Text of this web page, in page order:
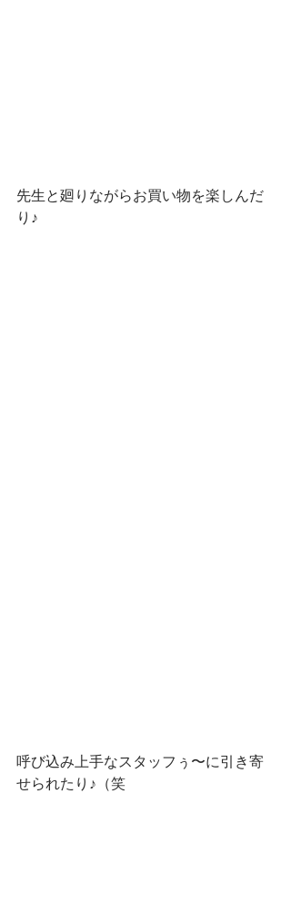
先生と廻りながらお買い物を楽しんだ
り♪
呼び込み上手なスタッフぅ〜に引き寄
せられたり♪（笑